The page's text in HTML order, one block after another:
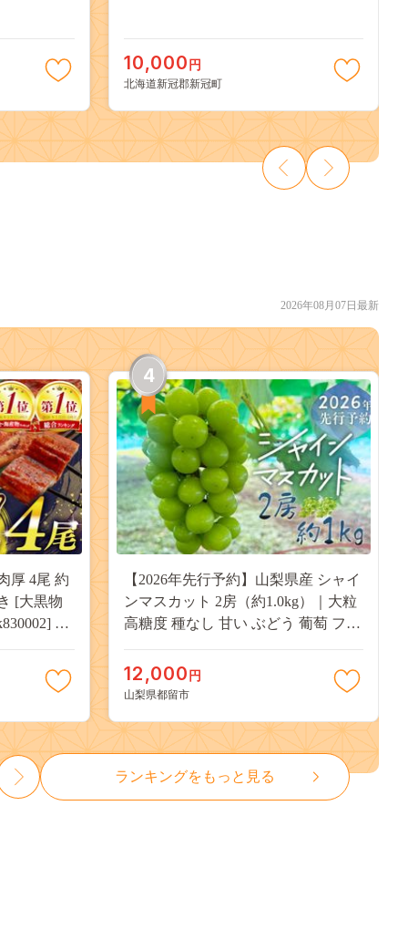
10,000 円
北海道新冠郡新冠町
2026年08月07日最新
厚 4尾 約
[大黒物
不
かば焼
13000
4
【2026年先行予約】山梨県産 シャイ
ンマスカット 2房（約1.0kg）｜大粒
高糖度 種なし 甘い ぶどう 葡萄 フル
JX003
12,000 円
山梨県都留市
ランキングをもっと見る